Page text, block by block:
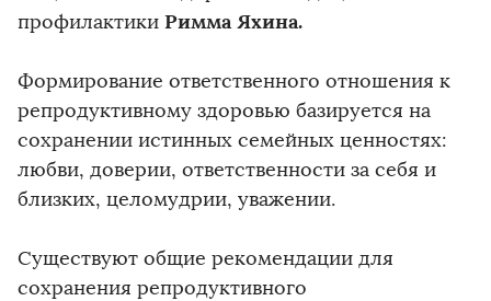
профилактики Римма Яхина.
Формирование ответственного отношения к
репродуктивному здоровью базируется на
сохранении истинных семейных ценностях:
любви, доверии, ответственности за себя и
близких, целомудрии, уважении.
Существуют общие рекомендации для
сохранения репродуктивного